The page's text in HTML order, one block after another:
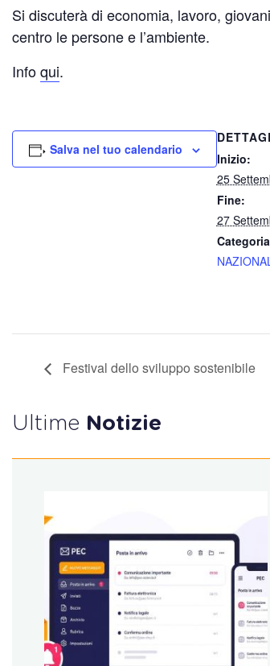
Si discuterà di economia, lavoro,
centro le persone e l’ambiente.
Infoqui.
Salva nel tuo calendario
Inizio:
25
Fine:
27
Festival dello sviluppo sostenibile
Ultime Notizie